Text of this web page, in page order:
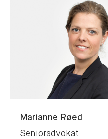
Marianne Røed
Senioradvokat